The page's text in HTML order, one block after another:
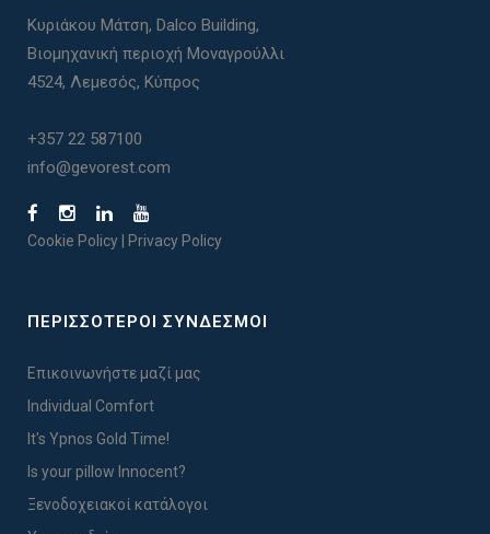
Κυριάκου Μάτση, Dalco Building,
Βιομηχανική περιοχή Μοναγρούλλι
4524, Λεμεσός, Κύπρος
+357 22 587100
info@gevorest.com
Cookie Policy Privacy Policy
ΠΕΡΙΣΣΟΤΕΡΟΙ ΣΥΝΔΕΣΜΟΙ
Επικοινωνήστε μαζί μας
Individual Comfort
It's Ypnos Gold Time!
Is your pillow Innocent?
Ξενοδοχειακοί κατάλογοι